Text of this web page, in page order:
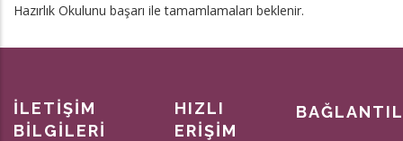
Hazırlık Okulunu başarı ile tamamlamaları beklenir.
İLETİŞİM
BİLGİLERİ
HIZLI
ERİŞİM